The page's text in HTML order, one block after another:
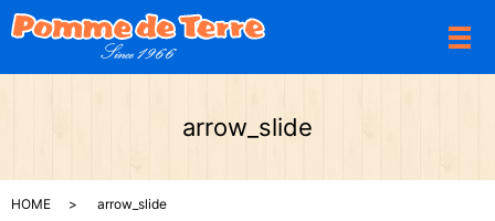
メ
arrow_slide
HOME arrow_slide